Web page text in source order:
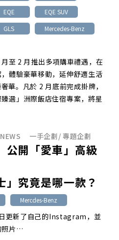
EQE
EQE SUV
GLS
Mercedes-Benz
至 2 月推出多項購車禮遇，在
體驗豪華移動，延伸舒適生活
。凡於 2 月底前完成掛牌，
選」洲際飯店住宿專案，將星
一手企劃 /專題企劃
公開「愛車」高級
」究竟是哪一款？
Mercdes-Benz
更新了自己的Instagram，並
照片…